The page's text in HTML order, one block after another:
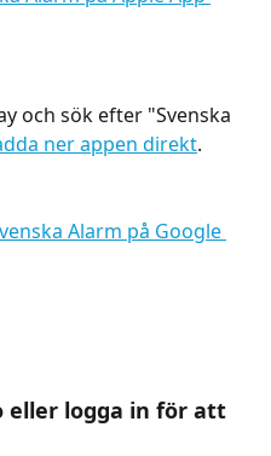
och sök efter "Svenska
ner appen direkt.
eller logga in för att